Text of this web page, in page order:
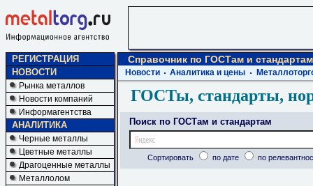
РЕГИСТРАЦИЯ
НОВОСТИ
Рынка металлов
Новости компаний
Информагентства
АНАЛИТИКА
Черные металлы
Цветные металлы
Драгоценные металлы
Металлолом
Справочник по ГОСТам и стандартам
Новости Аналитика и цены
ГОСТы, стандарты,
Поиск по ГОСТам и стандартам
Сортировать по дате по